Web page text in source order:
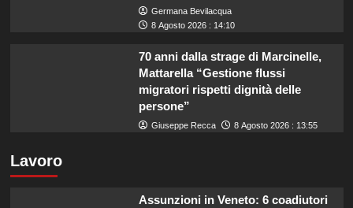
Germana Bevilacqua
8 Agosto 2026 : 14:10
70 anni dalla strage di Marcinelle,
Mattarella “Gestione flussi
migratori rispetti dignità delle
persone”
Giuseppe Recca 8 Agosto 2026 : 13:55
Lavoro
Assunzioni in Veneto: 6 coadiutori